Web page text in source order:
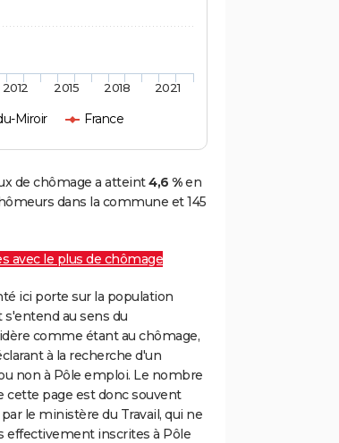
Miroir France
2012 2015 2018 2021
de chômage a atteint4,6 %en
dans la commune et 145
avec le plus de chômage
ici porte sur la population
s'entend au sens du
comme étant au chômage,
à la recherche d'un
non à Pôle emploi. Le nombre
cette page est donc souvent
le ministère du Travail, qui ne
effectivement inscrites à Pôle